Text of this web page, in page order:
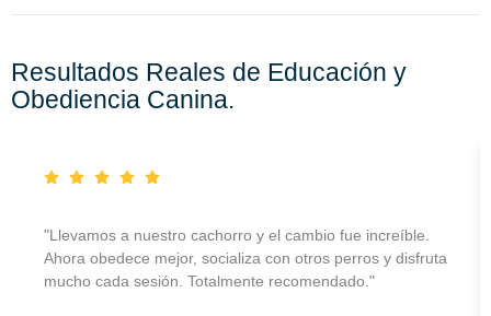
Resultados Reales de Educación y
Obediencia Canina.
"Llevamos a nuestro cachorro y el cambio fue increíble.
Ahora obedece mejor, socializa con otros perros y disfruta
mucho cada sesión. Totalmente recomendado."